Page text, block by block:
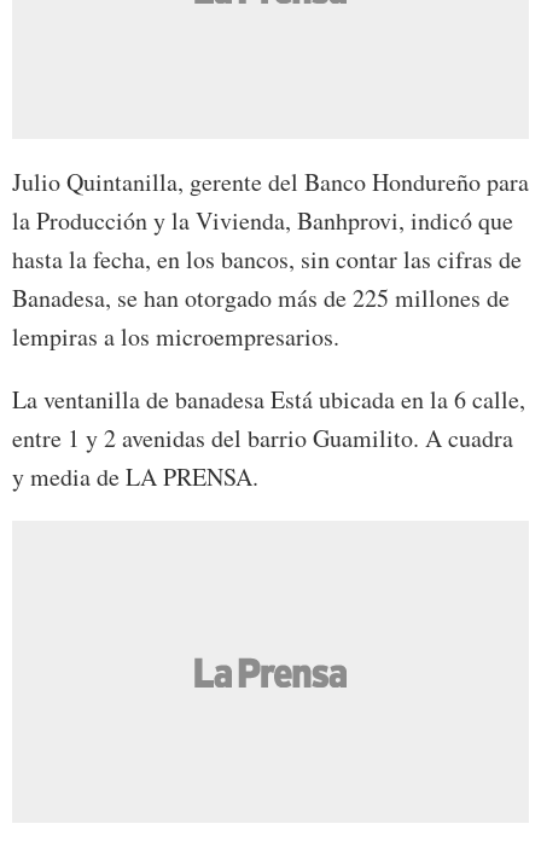
Julio Quintanilla, gerente del Banco Hondureño para
la Producción y la Vivienda, Banhprovi, indicó que
hasta la fecha, en los bancos, sin contar las cifras de
Banadesa, se han otorgado más de 225 millones de
lempiras a los microempresarios.
La ventanilla de banadesa Está ubicada en la 6 calle,
entre 1 y 2 avenidas del barrio Guamilito. A cuadra
y media de LA PRENSA.